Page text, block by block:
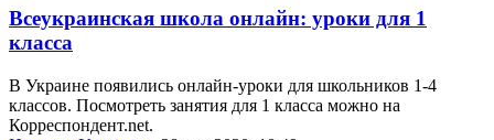
Всеукраинская школа онлайн: уроки для 1
класса
В Украине появились онлайн-уроки для школьников 1-4
классов. Посмотреть занятия для 1 класса можно на
Корреспондент.net.